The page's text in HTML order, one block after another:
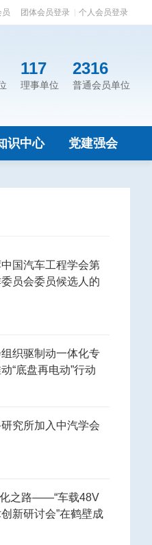
团体会员登录 个人会员登录
员
117
理事单位
2316
普通会员单位
识中心 党建强会
国汽车工程学会第
员会委员候选人的
织驱制动一体化专
“底盘再电动”行动
究所加入中汽学会
之路——“车载48V
新研讨会”在鹤壁成